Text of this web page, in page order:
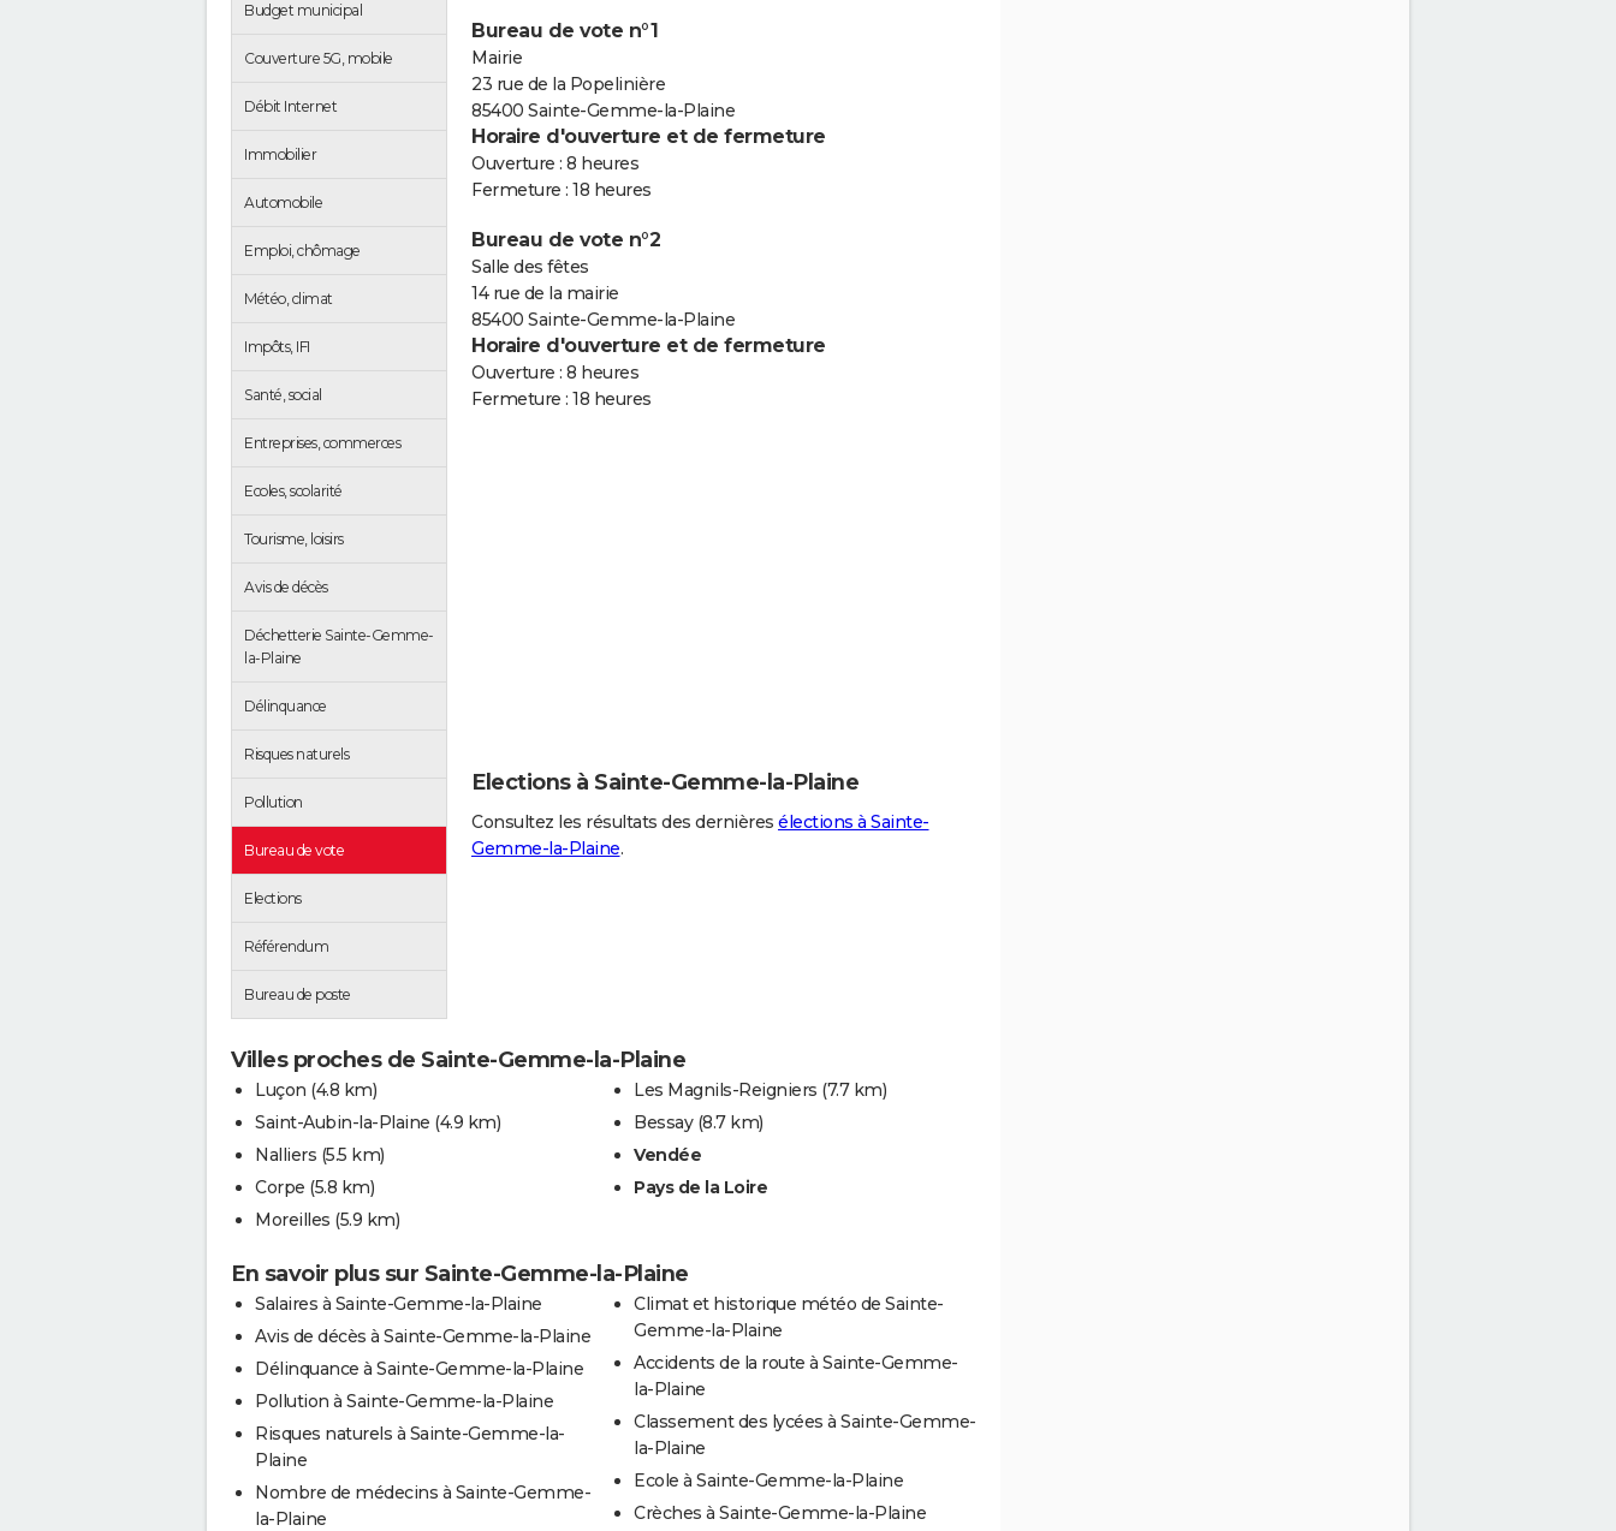
Budget municipal
Couverture 5G, mobile
Débit Internet
Immobilier
Automobile
Emploi, chômage
Météo, climat
Impôts, IFI
Santé, social
Entreprises, commerces
Ecoles, scolarité
Tourisme, loisirs
Avis de décès
Déchetterie Sainte-Gemme-
la-Plaine
Délinquance
Risques naturels
Pollution
Bureau de vote
Elections
Référendum
Bureau de poste
Bureau de vote n°1
Mairie
23 rue de la Popelinière
85400 Sainte-Gemme-la-Plaine
Horaire d'ouverture et de fermeture
Ouverture : 8 heures
Fermeture : 18 heures
Bureau de vote n°2
Salle des fêtes
14 rue de la mairie
85400 Sainte-Gemme-la-Plaine
Horaire d'ouverture et de fermeture
Ouverture : 8 heures
Fermeture : 18 heures
Elections à Sainte-Gemme-la-Plaine
Consultez les résultats des dernières élections à Sainte-
Gemme-la-Plaine.
Villes proches de Sainte-Gemme-la-Plaine
Luçon (4.8 km)
Saint-Aubin-la-Plaine (4.9 km)
Nalliers (5.5 km)
Corpe (5.8 km)
Moreilles (5.9 km)
Les Magnils-Reigniers (7.7 km)
Bessay (8.7 km)
Vendée
Pays de la Loire
En savoir plus sur Sainte-Gemme-la-Plaine
Salaires à Sainte-Gemme-la-Plaine
Avis de décès à Sainte-Gemme-la-Plaine
Délinquance à Sainte-Gemme-la-Plaine
Pollution à Sainte-Gemme-la-Plaine
Risques naturels à Sainte-Gemme-la-
Plaine
Nombre de médecins à Sainte-Gemme-
la-Plaine
Climat et historique météo de Sainte-
Gemme-la-Plaine
Accidents de la route à Sainte-Gemme-
la-Plaine
Classement des lycées à Sainte-Gemme-
la-Plaine
Ecole à Sainte-Gemme-la-Plaine
Crèches à Sainte-Gemme-la-Plaine